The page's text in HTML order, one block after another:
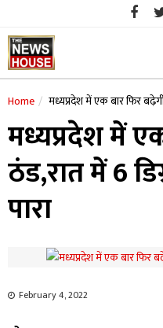
content
Home मध्यप्रदेश में एक बार फिर
मध्यप्रदेश में
ठंड,रात में 6
पारा
February 4, 2022